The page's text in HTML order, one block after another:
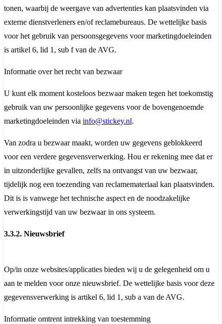
tonen, waarbij de weergave van advertenties kan plaatsvinden via
externe dienstverleners en/of reclamebureaus. De wettelijke basis
voor het gebruik van persoonsgegevens voor marketingdoeleinden
is artikel 6, lid 1, sub f van de AVG.
Informatie over het recht van bezwaar
U kunt elk moment kosteloos bezwaar maken tegen het toekomstig
gebruik van uw persoonlijke gegevens voor de bovengenoemde
marketingdoeleinden via info@stickey.nl.
Van zodra u bezwaar maakt, worden uw gegevens geblokkeerd
voor een verdere gegevensverwerking. Hou er rekening mee dat er
in uitzonderlijke gevallen, zelfs na ontvangst van uw bezwaar,
tijdelijk nog een toezending van reclamemateriaal kan plaatsvinden.
Dit is is vanwege het technische aspect en de noodzakelijke
verwerkingstijd van uw bezwaar in ons systeem.
3.3.2. Nieuwsbrief
Op/in onze websites/applicaties bieden wij u de gelegenheid om u
aan te melden voor onze nieuwsbrief. De wettelijke basis voor deze
gegevensverwerking is artikel 6, lid 1, sub a van de AVG.
Informatie omtrent intrekking van toestemming